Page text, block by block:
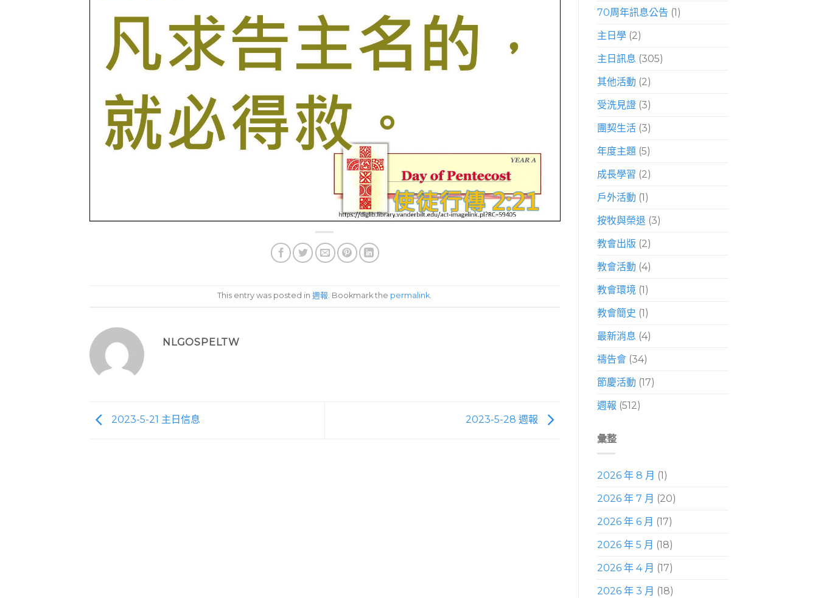
This entry was posted in週報. Bookmark the permalink.
NLGOSPELTW
2023-5-21 主日信息 2023-5-28 週報
70周年訊息公告 (1)
主日學(2)
主日訊息 (305)
其他活動 (2)
受洗見證(3)
團契生活(3)
年度主題(5)
成長學習 (2)
戶外活動 (1)
按牧與榮退 (3)
教會出版 (2)
教會活動 (4)
教會環境 (1)
教會簡史 (1)
最新消息 (4)
禱告會(34)
節慶活動 (17)
週報 (512)
彙整
2026 年 8 月 (1)
2026 年 7 月 (20)
2026 年 6 月 (17)
2026 年 5 月 (18)
2026 年 4 月 (17)
2026 年 3 月 (18)